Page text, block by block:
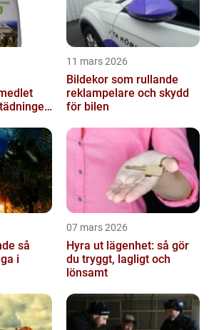
11 mars 2026
Bildekor som rullande
reklampelare och skydd
för bilen
så
i
07 mars 2026
Hyra ut lägenhet: så gör
du tryggt, lagligt och
lönsamt